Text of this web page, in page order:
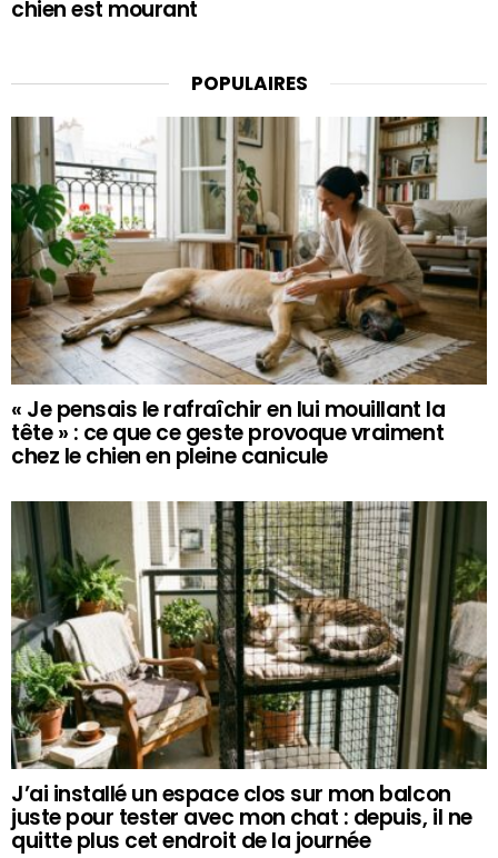
chien est mourant
POPULAIRES
« Je pensais le rafraîchir en lui mouillant la
tête » : ce que ce geste provoque vraiment
chez le chien en pleine canicule
J’ai installé un espace clos sur mon balcon
juste pour tester avec mon chat : depuis, il ne
quitte plus cet endroit de la journée